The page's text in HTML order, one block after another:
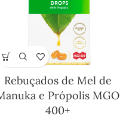
Rebuçados de Mel de
e Própolis MGO
400+